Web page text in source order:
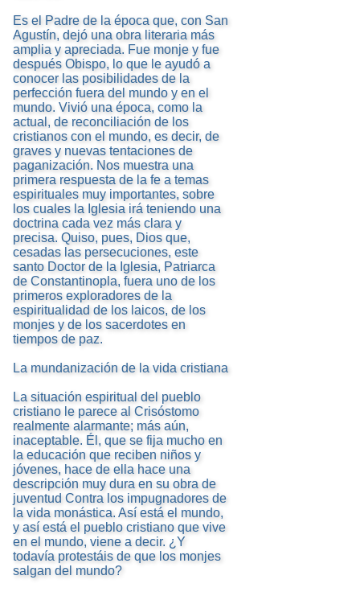
Es el Padre de la época que, con San
Agustín, dejó una obra literaria más
amplia y apreciada. Fue monje y fue
después Obispo, lo que le ayudó a
conocer las posibilidades de la
perfección fuera del mundo y en el
mundo. Vivió una época, como la
actual, de reconciliación de los
cristianos con el mundo, es decir, de
graves y nuevas tentaciones de
paganización. Nos muestra una
primera respuesta de la fe a temas
espirituales muy importantes, sobre
los cuales la Iglesia irá teniendo una
doctrina cada vez más clara y
precisa. Quiso, pues, Dios que,
cesadas las persecuciones, este
santo Doctor de la Iglesia, Patriarca
de Constantinopla, fuera uno de los
primeros exploradores de la
espiritualidad de los laicos, de los
monjes y de los sacerdotes en
tiempos de paz.
La mundanización de la vida cristiana
La situación espiritual del pueblo
cristiano le parece al Crisóstomo
realmente alarmante; más aún,
inaceptable. Él, que se fija mucho en
la educación que reciben niños y
jóvenes, hace de ella hace una
descripción muy dura en su obra de
juventud Contra los impugnadores de
la vida monástica. Así está el mundo,
y así está el pueblo cristiano que vive
en el mundo, viene a decir. ¿Y
todavía protestáis de que los monjes
salgan del mundo?